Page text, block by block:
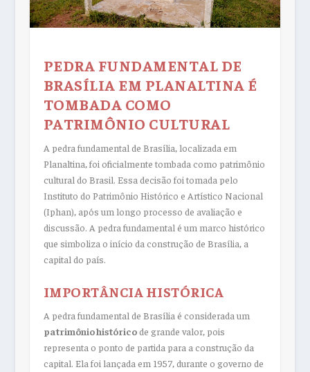
PEDRA FUNDAMENTAL DE
BRASÍLIA EM PLANALTINA É
TOMBADA COMO
PATRIMÔNIO CULTURAL
A pedra fundamental de Brasília, localizada em
Planaltina, foi oficialmente tombada como patrimônio
cultural do Brasil. Essa decisão foi tomada pelo
Instituto do Patrimônio Histórico e Artístico Nacional
(Iphan), após um longo processo de avaliação e
discussão. A pedra fundamental é um marco histórico
que simboliza o início da construção de Brasília, a
capital do país.
IMPORTÂNCIA HISTÓRICA
A pedra fundamental de Brasília é considerada um
patrimônio históricode grande valor, pois
representa o ponto de partida para a construção da
capital. Ela foi lançada em 1957, durante o governo de